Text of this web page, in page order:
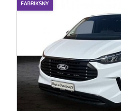
FABRIKSNY